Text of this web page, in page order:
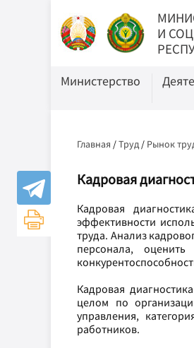
И
Министерство
Главная /Труд/ Рынок
Кадровая
Кадровая
эффективности
труда. Анализ
персонала,
Кадровая
целом по
управления,
работников.